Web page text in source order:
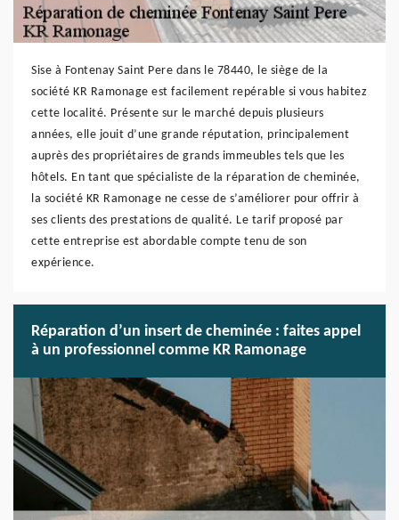
Sise à Fontenay Saint Pere dans le 78440, le siège de la
société KR Ramonage est facilement repérable si vous habitez
cette localité. Présente sur le marché depuis plusieurs
années, elle jouit d’une grande réputation, principalement
auprès des propriétaires de grands immeubles tels que les
hôtels. En tant que spécialiste de la réparation de cheminée,
la société KR Ramonage ne cesse de s’améliorer pour offrir à
ses clients des prestations de qualité. Le tarif proposé par
cette entreprise est abordable compte tenu de son
expérience.
Réparation d’un insert de cheminée : faites appel
à un professionnel comme KR Ramonage